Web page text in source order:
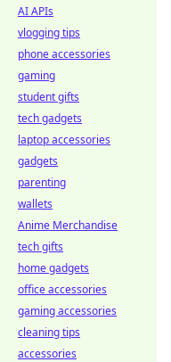
AI APIs
vlogging tips
phone accessories
gaming
student gifts
tech gadgets
laptop accessories
gadgets
parenting
wallets
Anime Merchandise
tech gifts
home gadgets
office accessories
gaming accessories
cleaning tips
accessories